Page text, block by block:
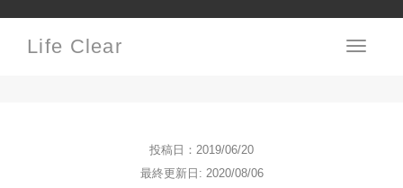
Toggle
Life Clear
投稿日：2019/06/20
最終更新日: 2020/08/06